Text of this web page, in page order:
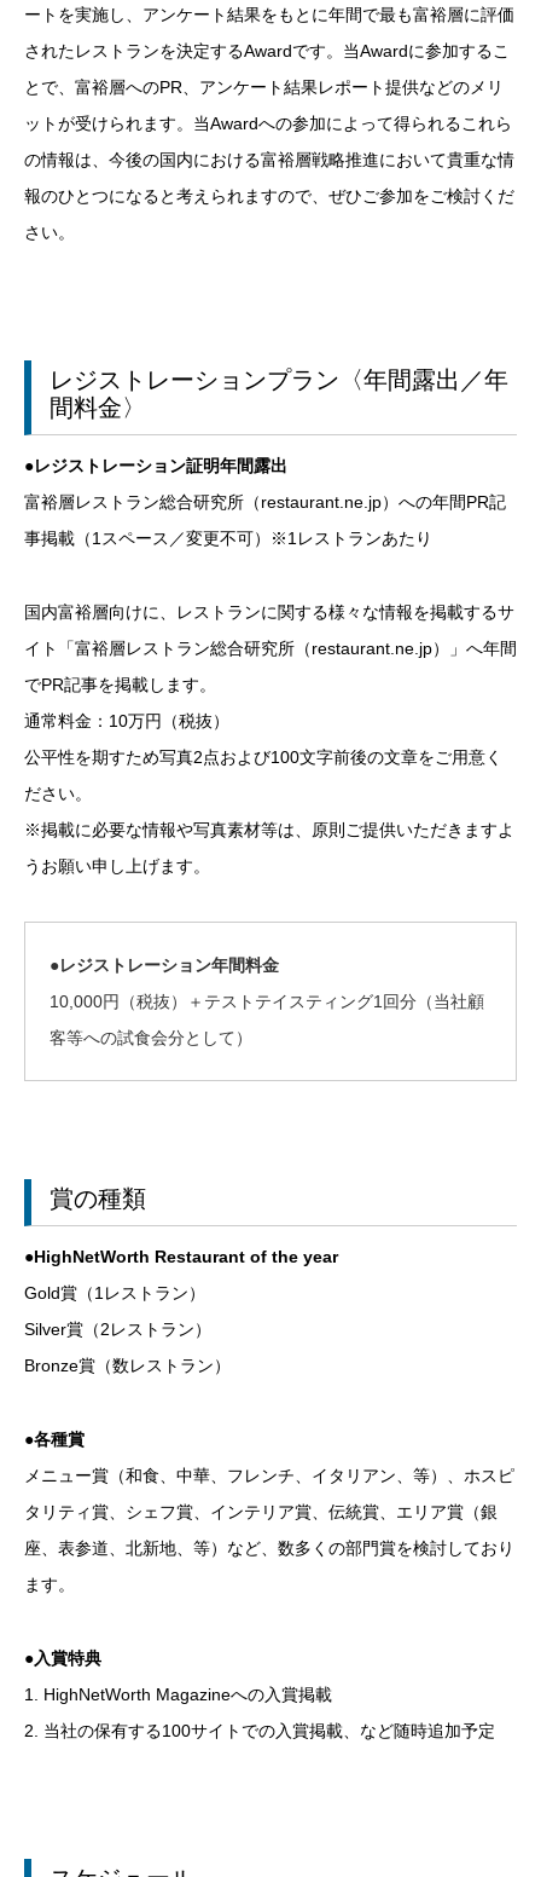
ートを実施し、アンケート結果をもとに年間で最も富裕層に評価
されたレストランを決定するAwardです。当Awardに参加するこ
とで、富裕層へのPR、アンケート結果レポート提供などのメリ
ットが受けられます。当Awardへの参加によって得られるこれら
の情報は、今後の国内における富裕層戦略推進において貴重な情
報のひとつになると考えられますので、ぜひご参加をご検討くだ
さい。
レジストレーションプラン〈年間露出／年
間料金〉
●レジストレーション証明年間露出
富裕層レストラン総合研究所（restaurant.ne.jp）への年間PR記
事掲載（1スペース／変更不可）※1レストランあたり
国内富裕層向けに、レストランに関する様々な情報を掲載するサ
イト「富裕層レストラン総合研究所（restaurant.ne.jp）」へ年間
でPR記事を掲載します。
通常料金：10万円（税抜）
公平性を期すため写真2点および100文字前後の文章をご用意く
ださい。
※掲載に必要な情報や写真素材等は、原則ご提供いただきますよ
うお願い申し上げます。
●レジストレーション年間料金
10,000円（税抜）＋テストテイスティング1回分（当社顧
客等への試食会分として）
賞の種類
●HighNetWorth Restaurant of the year
Gold賞（1レストラン）
Silver賞（2レストラン）
Bronze賞（数レストラン）
●各種賞
メニュー賞（和食、中華、フレンチ、イタリアン、等）、ホスピ
タリティ賞、シェフ賞、インテリア賞、伝統賞、エリア賞（銀
座、表参道、北新地、等）など、数多くの部門賞を検討しており
ます。
●入賞特典
1. HighNetWorth Magazineへの入賞掲載
2. 当社の保有する100サイトでの入賞掲載、など随時追加予定